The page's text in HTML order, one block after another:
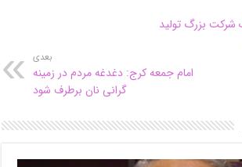
بزرگ تولید
بعدی
امام جمعه کرج: دغدغه مردم در زمینه
گرانی نان برطرف شود